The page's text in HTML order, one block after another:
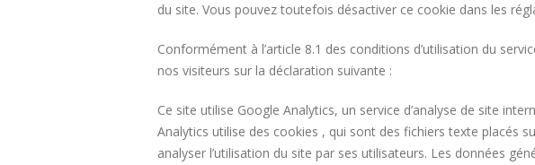
du site. Vous pouvez toutefois désactiver ce cookie dans les
Conformément à l’article 8.1 des conditions d’utilisation du
nos visiteurs sur la déclaration suivante :
Ce site utilise Google Analytics, un service d’analyse de site
Analytics utilise des cookies , qui sont des fichiers texte placés
analyser l’utilisation du site par ses utilisateurs. Les données